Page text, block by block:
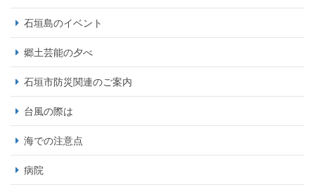
石垣島のイベント
郷土芸能の夕べ
石垣市防災関連のご案内
台風の際は
海での注意点
病院